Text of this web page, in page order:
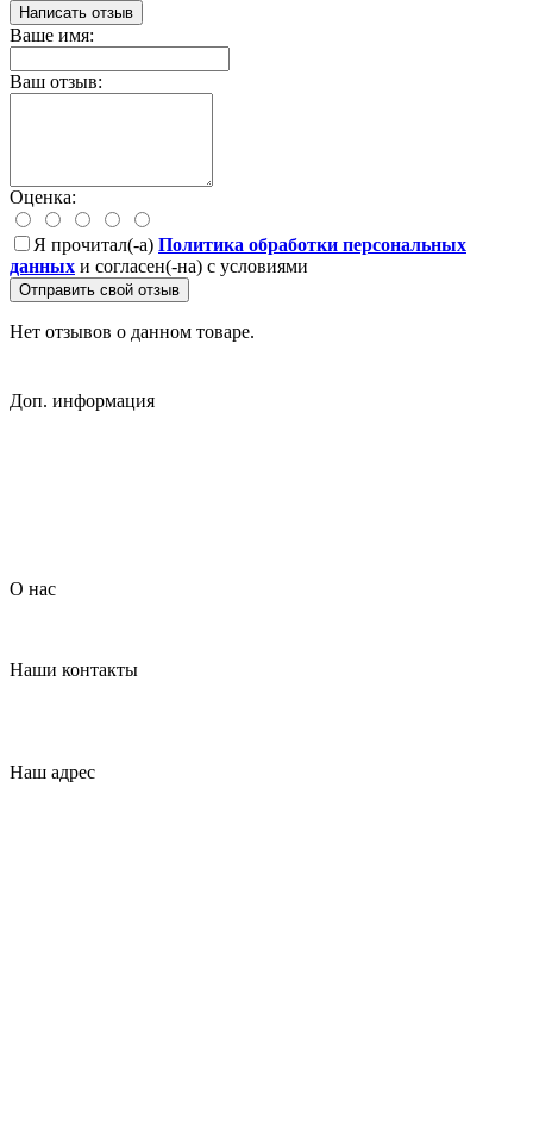
Написать отзыв
Ваше имя:
Ваш отзыв:
Оценка:
Я прочитал(-а) Политика обработки персональных
данных и согласен(-на) с условиями
Отправить свой отзыв
Нет отзывов о данном товаре.
Доп. информация
О нас
Наши контакты
Наш адрес